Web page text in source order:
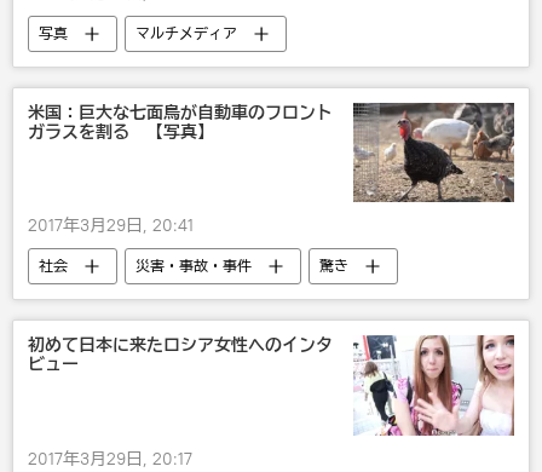
写真 マルチメディア
米国：巨大な七面鳥が自動車のフロント
ガラスを割る 【写真】
2017年3月29日, 20:41
社会 災害・事故・事件
驚き
米国
初めて日本に来たロシア女性へのインタ
ビュー
2017年3月29日, 20:17